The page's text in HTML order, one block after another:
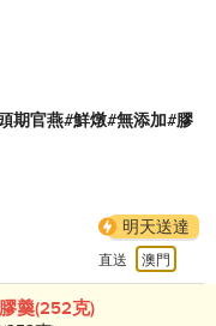
期官燕#鮮燉#無添加#膠
明天送達
直送 澳門
羹(252克)